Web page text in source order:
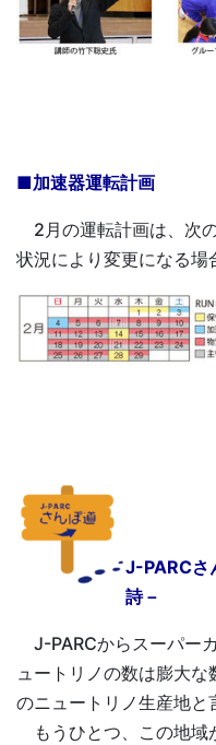
■加速器運転計画
2月の運転計画は、次
状況により変更になる場
J-PARCさ
詩－
J-PARCからスーパー
ュートリノの数は膨大
のニュートリノ生産地と
もうひとつ、この地域